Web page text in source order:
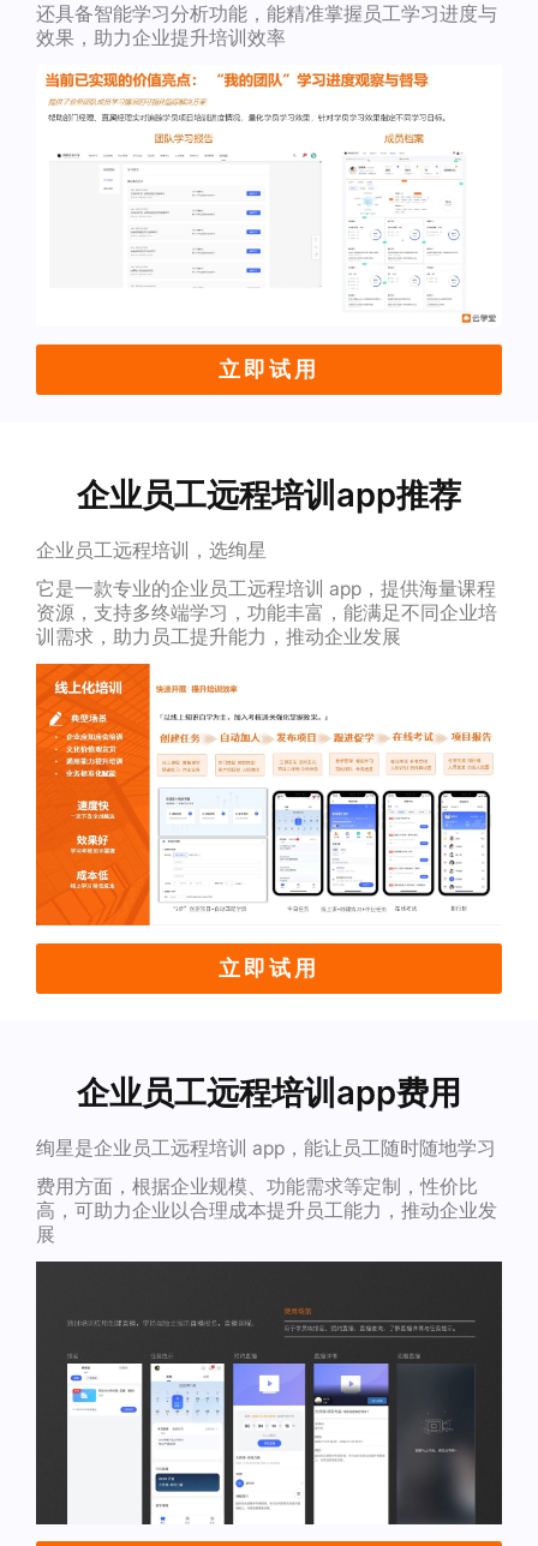
还具备智能学习分析功能，能精准掌握员工学习进度与
效果，助力企业提升培训效率
立即试用
企业员工远程培训app推荐
企业员工远程培训，选绚星
它是一款专业的企业员工远程培训 app，提供海量课程
资源，支持多终端学习，功能丰富，能满足不同企业培
训需求，助力员工提升能力，推动企业发展
立即试用
企业员工远程培训app费用
绚星是企业员工远程培训 app，能让员工随时随地学习
费用方面，根据企业规模、功能需求等定制，性价比
高，可助力企业以合理成本提升员工能力，推动企业发
展